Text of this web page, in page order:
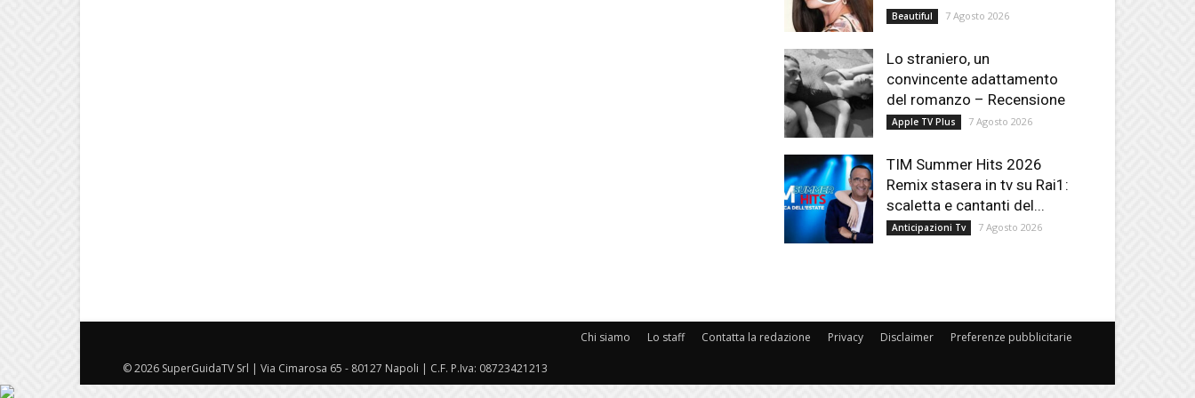
Beautiful 7 Agosto 2026
Lo straniero, un
convincente adattamento
del romanzo – Recensione
Apple TV Plus 7 Agosto 2026
TIM Summer Hits 2026
Remix stasera in tv su Rai1:
scaletta e cantanti del...
Anticipazioni Tv 7 Agosto 2026
Chi siamo Lo staff Contatta la redazione Privacy Disclaimer Preferenze pubblicitarie
© 2026 SuperGuidaTV Srl | Via Cimarosa 65 - 80127 Napoli | C.F. P.Iva: 08723421213